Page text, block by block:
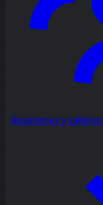
Reuniones y talleres